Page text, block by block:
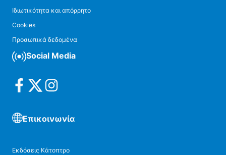
Ιδιωτικότητα και απόρρητο
Cookies
Προσωπικά δεδομένα
Social Media
Επικοινωνία
Εκδόσεις Κάτοπτρο